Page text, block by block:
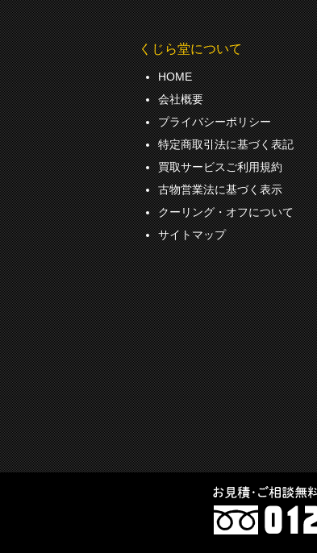
くじら堂について
HOME
会社概要
プライバシーポリシー
特定商取引法に基づく表記
買取サービスご利用規約
古物営業法に基づく表示
クーリング・オフについて
サイトマップ